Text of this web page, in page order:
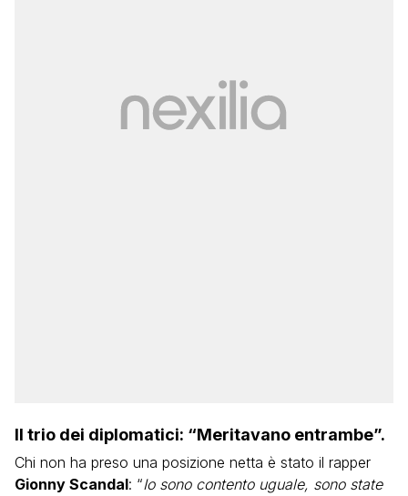
Il trio dei diplomatici: “Meritavano entrambe”.
Chi non ha preso una posizione netta è stato il rapper
Gionny Scandal: “Io sono contento uguale, sono state